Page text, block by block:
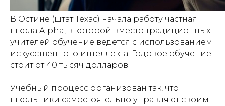
В Остине (штат Техас) начала работу частная
школа Alpha, в которой вместо традиционных
учителей обучение ведётся с использованием
искусственного интеллекта. Годовое обучение
стоит от 40 тысяч долларов.
Учебный процесс организован так, что
школьники самостоятельно управляют своим